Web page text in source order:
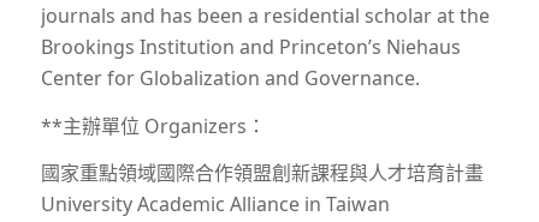
journals and has been a residential scholar at the
Brookings Institution and Princeton’s Niehaus
Center for Globalization and Governance.
**主辦單位 Organizers：
國家重點領域國際合作領盟創新課程與人才培育計畫
University Academic Alliance in Taiwan